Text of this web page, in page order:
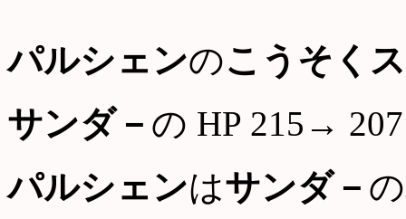
パルシェンのこうそく
サンダ－ の HP 215→ 207
パルシェンはサンダ－